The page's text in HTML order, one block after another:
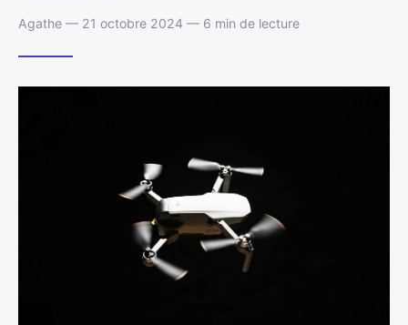
Agathe — 21 octobre 2024 — 6 min de lecture